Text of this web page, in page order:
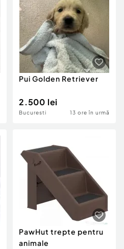
Pui Golden Retriever
2.500 lei
Bucuresti 13 ore în urmă
PawHut trepte pentru
animale